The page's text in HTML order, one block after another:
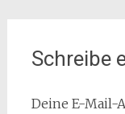
Schreibe
Deine E-Mail-